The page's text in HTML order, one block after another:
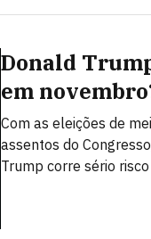
Donald
em
Com as eleições de
assentos do
Trump corre sério